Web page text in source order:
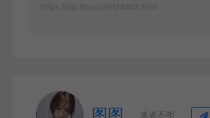
https://vip.f6sj.com/128403.html
来者不拒